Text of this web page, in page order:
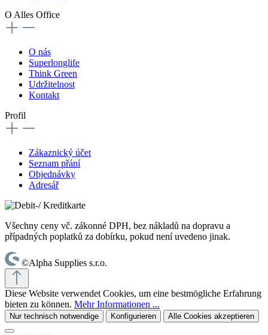
O Alles Office
O nás
Superlonglife
Think Green
Udržitelnost
Kontakt
Profil
Zákaznický účet
Seznam přání
Objednávky
Adresář
Všechny ceny vč. zákonné DPH, bez nákladů na dopravu a
případných poplatků za dobírku, pokud není uvedeno jinak.
©Alpha Supplies s.r.o.
Diese Website verwendet Cookies, um eine bestmögliche Erfahrung
bieten zu können. Mehr Informationen ...
Nur technisch notwendige Konfigurieren Alle Cookies akzeptieren